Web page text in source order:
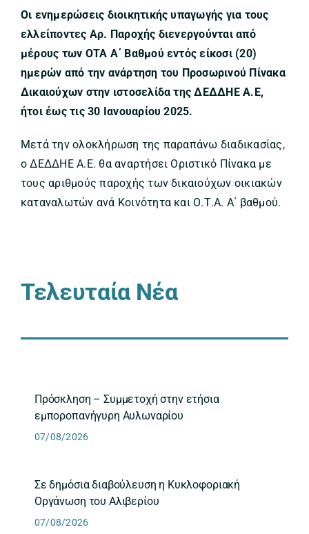
Οι ενημερώσεις διοικητικής υπαγωγής για τους
ελλείποντες Αρ. Παροχής διενεργούνται από
μέρους των ΟΤΑ Α΄ Βαθμού εντός είκοσι (20)
ημερών από την ανάρτηση του Προσωρινού Πίνακα
Δικαιούχων στην ιστοσελίδα της ΔΕΔΔΗΕ Α.Ε,
ήτοι έως τις 30 Ιανουαρίου 2025.
Μετά την ολοκλήρωση της παραπάνω διαδικασίας,
ο ΔΕΔΔΗΕ Α.Ε. θα αναρτήσει Οριστικό Πίνακα με
τους αριθμούς παροχής των δικαιούχων οικιακών
καταναλωτών ανά Κοινότητα και Ο.Τ.Α. Α΄ βαθμού.
Τελευταία Νέα
Πρόσκληση – Συμμετοχή στην ετήσια
εμποροπανήγυρη Αυλωναρίου
07/08/2026
Σε δημόσια διαβούλευση η Κυκλοφοριακή
Οργάνωση του Αλιβερίου
07/08/2026